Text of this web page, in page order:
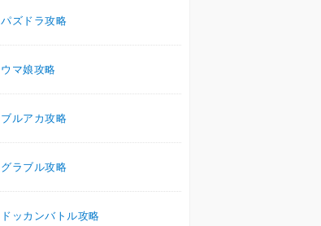
パズドラ攻略
ウマ娘攻略
ブルアカ攻略
グラブル攻略
ドッカンバトル攻略